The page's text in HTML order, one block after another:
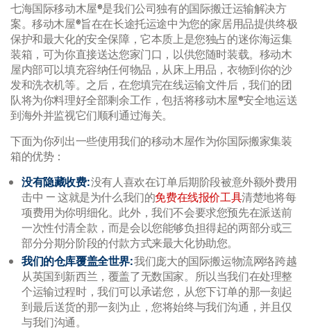
七海国际移动木屋®是我们公司独有的国际搬迁运输解决方
案。移动木屋®旨在在长途托运途中为您的家居用品提供终极
保护和最大化的安全保障，它本质上是您独占的迷你海运集
装箱，可为你直接送达您家门口，以供您随时装载。移动木
屋内部可以填充容纳任何物品，从床上用品，衣物到你的沙
发和洗衣机等。之后，在您填完在线运输文件后，我们的团
队将为你料理好全部剩余工作，包括将移动木屋®安全地运送
到海外并监视它们顺利通过海关。
下面为你列出一些使用我们的移动木屋作为你国际搬家集装
箱的优势：
没有隐藏收费:没有人喜欢在订单后期阶段被意外额外费用
击中 — 这就是为什么我们的免费在线报价工具清楚地将每
项费用为你明细化。此外，我们不会要求您预先在派送前
一次性付清全款，而是会以您能够负担得起的两部分或三
部分分期分阶段的付款方式来最大化协助您。
我们的仓库覆盖全世界:我们庞大的国际搬运物流网络跨越
从英国到新西兰，覆盖了无数国家。所以当我们在处理整
个运输过程时，我们可以承诺您，从您下订单的那一刻起
到最后送货的那一刻为止，您将始终与我们沟通，并且仅
与我们沟通。